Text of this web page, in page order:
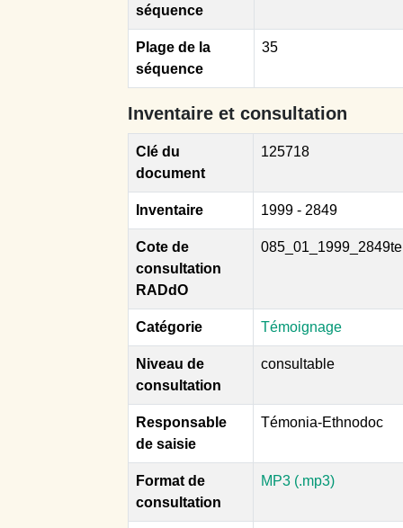
séquence
Plage de la
séquence
35
Inventaire et consultation
Clé du
document
125718
Inventaire 1999 - 2849
Cote de
consultation
RADdO
085_01_1999_2849te
Catégorie Témoignage
Niveau de
consultation
consultable
Responsable
de saisie
Témonia-Ethnodoc
Format de
consultation
MP3 (.mp3)